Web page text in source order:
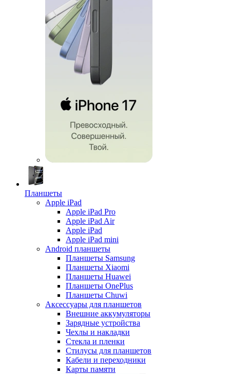
Планшеты
Apple iPad
Apple iPad Pro
Apple iPad Air
Apple iPad
Apple iPad mini
Android планшеты
Планшеты Samsung
Планшеты Xiaomi
Планшеты Huawei
Планшеты OnePlus
Планшеты Chuwi
Аксессуары для планшетов
Внешние аккумуляторы
Зарядные устройства
Чехлы и накладки
Стекла и пленки
Стилусы для планшетов
Кабели и переходники
Карты памяти